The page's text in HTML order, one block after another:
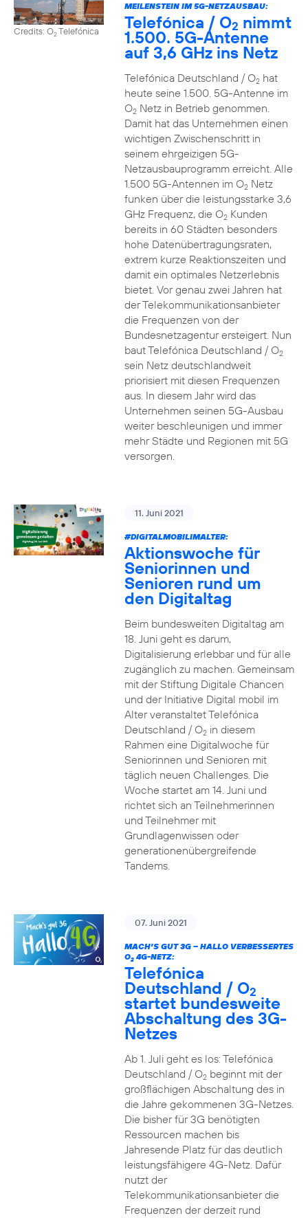
Credits: O2Telefónica
MEILENSTEIN IM 5G-NETZAUSBAU:
Telefónica / O2 nimmt
1.500. 5G-Antenne
auf 3,6 GHz ins Netz
Telefónica Deutschland / O2hat
heute seine 1.500. 5G-Antenne im
O2Netz in Betrieb genommen.
Damit hat das Unternehmen einen
wichtigen Zwischenschritt in
seinem ehrgeizigen 5G-
Netzausbauprogramm erreicht. Alle
1.500 5G-Antennen im O2Netz
funken über die leistungsstarke 3,6
GHz Frequenz, die O2Kunden
bereits in 60 Städten besonders
hohe Datenübertragungsraten,
extrem kurze Reaktionszeiten und
damit ein optimales Netzerlebnis
bietet. Vor genau zwei Jahren hat
der Telekommunikationsanbieter
die Frequenzen von der
Bundesnetzagentur ersteigert. Nun
baut Telefónica Deutschland / O2
sein Netz deutschlandweit
priorisiert mit diesen Frequenzen
aus. In diesem Jahr wird das
Unternehmen seinen 5G-Ausbau
weiter beschleunigen und immer
mehr Städte und Regionen mit 5G
versorgen.
11. Juni 2021
#DIGITALMOBILIMALTER:
Aktionswoche für
Seniorinnen und
Senioren rund um
den Digitaltag
Beim bundesweiten Digitaltag am
18. Juni geht es darum,
Digitalisierung erlebbar und für alle
zugänglich zu machen. Gemeinsam
mit der Stiftung Digitale Chancen
und der Initiative Digital mobil im
Alter veranstaltet Telefónica
Deutschland / O2in diesem
Rahmen eine Digitalwoche für
Seniorinnen und Senioren mit
täglich neuen Challenges. Die
Woche startet am 14. Juni und
richtet sich an Teilnehmerinnen
und Teilnehmer mit
Grundlagenwissen oder
generationenübergreifende
Tandems.
07. Juni 2021
MACH’S GUT 3G – HALLO VERBESSERTES
O24G-NETZ:
Telefónica
Deutschland / O2
startet bundesweite
Abschaltung des 3G-
Netzes
Ab 1. Juli geht es los: Telefónica
Deutschland / O2beginnt mit der
großflächigen Abschaltung des in
die Jahre gekommenen 3G-Netzes.
Die bisher für 3G benötigten
Ressourcen machen bis
Jahresende Platz für das deutlich
leistungsfähigere 4G-Netz. Dafür
nutzt der
Telekommunikationsanbieter die
Frequenzen der derzeit rund